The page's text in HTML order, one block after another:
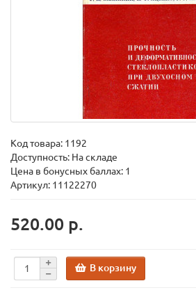
Код товара: 1192
Доступность: На складе
Цена в бонусных баллах: 1
Артикул: 11122270
520.00 р.
В корзину